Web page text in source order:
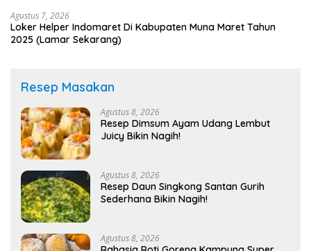
Agustus 7, 2026
Loker Helper Indomaret Di Kabupaten Muna Maret Tahun
2025 (Lamar Sekarang)
Resep Masakan
Agustus 8, 2026
Resep Dimsum Ayam Udang Lembut
Juicy Bikin Nagih!
Agustus 8, 2026
Resep Daun Singkong Santan Gurih
Sederhana Bikin Nagih!
Agustus 8, 2026